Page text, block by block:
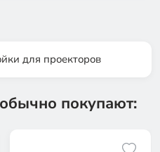
для проекторов
покупают: